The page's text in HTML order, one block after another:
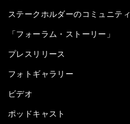
ステークホルダーのコミュニティ
「フォーラム・ストーリー」
プレスリリース
フォトギャラリー
ビデオ
ポッドキャスト